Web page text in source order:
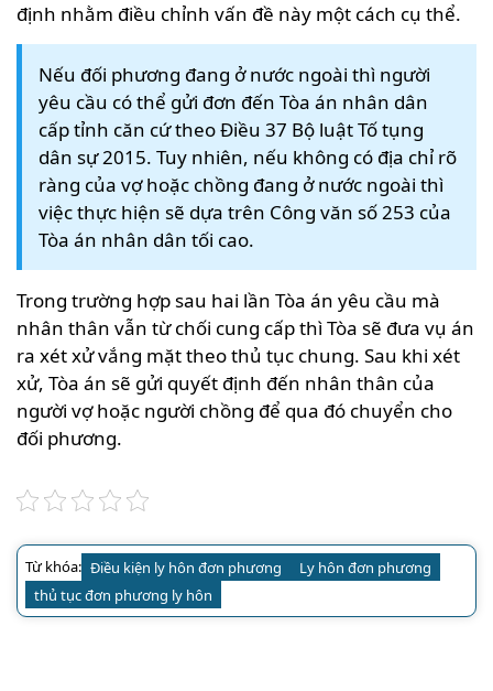
định nhằm điều chỉnh vấn đề này một cách cụ thể.
Nếu đối phương đang ở nước ngoài thì người
yêu cầu có thể gửi đơn đến Tòa án nhân dân
cấp tỉnh căn cứ theo Điều 37 Bộ luật Tố tụng
dân sự 2015. Tuy nhiên, nếu không có địa chỉ rõ
ràng của vợ hoặc chồng đang ở nước ngoài thì
việc thực hiện sẽ dựa trên Công văn số 253 của
Tòa án nhân dân tối cao.
Trong trường hợp sau hai lần Tòa án yêu cầu mà
nhân thân vẫn từ chối cung cấp thì Tòa sẽ đưa vụ án
ra xét xử vắng mặt theo thủ tục chung. Sau khi xét
xử, Tòa án sẽ gửi quyết định đến nhân thân của
người vợ hoặc người chồng để qua đó chuyển cho
đối phương.
Từ khóa: Điều kiện ly hôn đơn phương
Ly hôn đơn phương
thủ tục đơn phương ly hôn